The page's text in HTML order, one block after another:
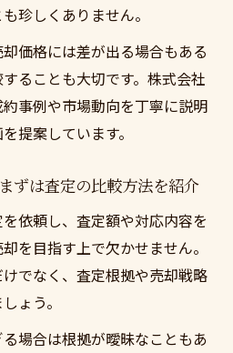
珍しくありません。
価格には差が出る場合もある
ることも大切です。株式会社
事例や市場動向を丁寧に説明
提案しています。
ずは査定の比較方法を紹介
依頼し、査定額や対応内容を
を目指す上で欠かせません。
でなく、査定根拠や売却戦略
ょう。
場合は根拠が曖昧なこともあ